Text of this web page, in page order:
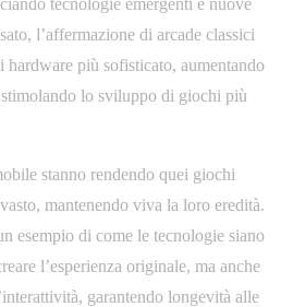
l’affermazione di arcade classici
hardware più sofisticato, aumentando
lo sviluppo di giochi più
stanno rendendo quei giochi
mantenendo viva la loro eredità.
esempio di come le tecnologie siano
l’esperienza originale, ma anche
garantendo longevità alle